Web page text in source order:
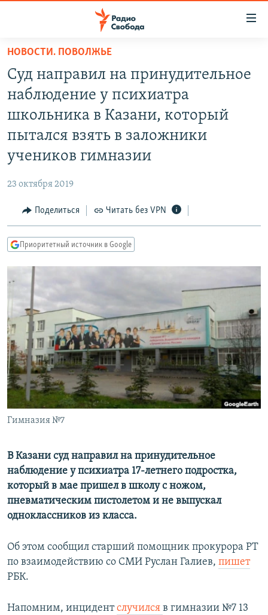
упрощенного
доступа
Вернуться
основному
содержанию
главной
навигации
Вернутся
поиску
ПОДКАСТЫ
АВТОРСКИЕ ПРОЕКТЫ
МНЕНИЯ
IDEL.РЕАЛИИ
КАВКАЗ.РЕАЛИИ
СЕВЕР.РЕАЛИИ
РАСПИСАНИЕ ВЕЩАНИЯ
ПОДПИШИТЕСЬ НА РАССЫЛКУ
СОЦИАЛЬНЫЕ СЕТИ
Все сайты РСЕ/РС
НОВОСТИ. ПОВОЛЖЬЕ
Суд направил на принудительное
наблюдение у психиатра
школьника в Казани, который
пытался взять в заложники
учеников гимназии
23 октября 2019
Поделиться Читать без VPN
Приоритетный источник в Google
Гимназия №7
В Казани суд направил на принудительное
наблюдение у психиатра 17-летнего подростка,
который в мае пришел в школу с ножом,
пневматическим пистолетом и не выпускал
одноклассников из класса.
Об этом сообщил старший помощник прокурора РТ
по взаимодействию со СМИ Руслан Галиев, пишет
РБК.
Напомним, инцидентслучился в гимназии №7 13